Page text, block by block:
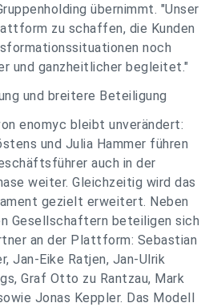
übernimmt. "Unser
zu schaffen, die Kunden
noch
und ganzheitlicher begleitet."
und breitere Beteiligung
enomyc bleibt unverändert:
und Julia Hammer führen
auch in der
weiter. Gleichzeitig wird das
gezielt erweitert. Neben
Gesellschaftern beteiligen sich
an der Plattform: Sebastian
Jan-Eike Ratjen, Jan-Ulrik
Graf Otto zu Rantzau, Mark
Jonas Keppler. Das Modell